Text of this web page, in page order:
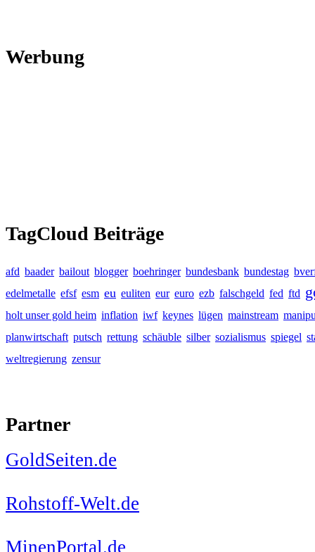
Werbung
TagCloud Beiträge
afd baader bailout blogger boehringer bundesbank bundestag
edelmetalle efsf esm eu euliten eur euro ezb falschgeld fed ftd
holt unser gold heim inflation iwf keynes lügen mainstream
planwirtschaft putsch rettung schäuble silber sozialismus spiegel
weltregierung zensur
Partner
GoldSeiten.de
Rohstoff-Welt.de
MinenPortal.de